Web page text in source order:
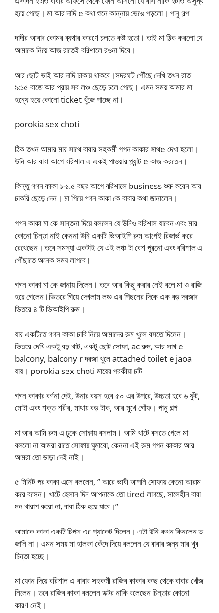
হয়ে গেছে। মা আর দাদি e কথা শুনে কান্নায় ভেঙে পড়লো। পানু গল্প
দাদীর আবার কোমর ব্যথার কারণে চলতে কষ্ট হতো। তাই মা ঠিক করলো যে
আমাকে নিয়ে আজ রাতেই বরিশালে রওনা দিবে।
আর ছোট ভাই আর দাদি ঢাকায় থাকবে।সদরঘাট পৌঁছে দেখি তখন রাত
৯:১৫ বাজে আর প্রায় সব লঞ্চ ছেড়ে চলে গেছে। এমন সময় আমার মা
হন্যে হয়ে কোনো ticket খুঁজে পাচ্ছে না।
porokia sex choti
ঠিক তখন আমার মার সাথে বাবার সহকর্মী গগন কাকার সাথe দেখা হলো।
উনি আর বাবা আগে বরিশাল এ একই পাওয়ার প্ল্যান্ট e কাজ করতেন।
কিন্তু গগন কাকা ১-১.৫ বছর আগে বরিশালে business শুরু করেন আর
চাকরি ছেড়ে দেন। মা গিয়ে গগন কাকা কে বাবার কথা জানালেন।
গগন কাকা মা কে সান্তনা দিয়ে বললেন যে উনিও বরিশাল যাবেন এবং মার
কোনো চিন্তা নাই কেননা উনি একটি ভিআইপি রুম আগেই রিজার্ভ করে
রেখেছেন। তবে সমস্যা একটাই যে এই লঞ্চ টা বেশ পুরনো এবং বরিশাল এ
পৌঁছাতে অনেক সময় লাগবে।
গগন কাকা মা কে জানায় দিলেন। তবে আর কিছু করার নেই বলে মা ও রাজি
হয়ে গেলেন।ভিতরে গিয়ে দেখলাম লঞ্চ এর পিছনের দিকে এক বড় দরজার
ভিতরে ৪ টি ভিআইপি রুম।
যার একটিতে গগন কাকা চাবি নিয়ে আমাদের রুম খুলে বসতে দিলেন।
ভিতরে দেখি একটু বড় খাট, একটু ছোট সোফা, ac রুম, আর সাথ e
balcony, balcony r দরজা খুলে attached toilet e jaoa
যায়। porokia sex choti মায়ের পরকীয়া চটি
গগন কাকার বর্ণনা দেই, উনার বয়স হবে ৫০ এর উপরে, উচ্চতা হবে ৬ ফুঁট,
মোটা এবং শক্ত শরীর, মাথায় বড় টাক, আর মুখে গোঁফ। পানু গল্প
মা আর আমি রুম এ ঢুকে সোফায় বসলাম। আমি খাটে বসতে গেলে মা
বললো না আমরা রাতে সোফায় ঘুমাবো, কেননা এই রুম গগন কাকার আর
আমরা তো ভাড়া দেই নাই।
৫ মিনিট পর কাকা এসে বললেন, ” আরে ভাবী আপনি সোফায় কেনো আরাম
করে বসেন। খাটে হেলান দিন আপনাকে তো tired লাগছে, সালেহীন বাবা
মন খারাপ করো না, বাবা ঠিক হয়ে যাবে।”
আমাকে কাকা একটি চিপস এর প্যাকেট দিলেন। এটা উনি কখন কিনলেন ত
জানি না। এমন সময় মা হালকা কেঁদে দিয়ে বললেন যে বাবার জন্য মার খুব
চিন্তা হচ্ছে।
মা ফোন দিয়ে বরিশাল এ বাবার সহকর্মী রাজিব কাকার কাছ থেকে বাবার খোঁজ
নিলেন। তবে রাজিব কাকা বললেন ডক্টর নাকি বলেছেন চিন্তার কোনো
কারণ নেই।